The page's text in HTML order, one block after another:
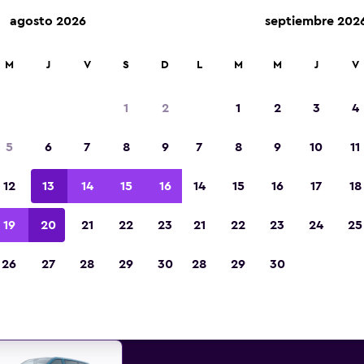
en más de 70,000 ubicaciones con momondo.
mejores ofertas de alquiler
para 7 pasajeros en
increíbles ofertas de vans en 7 para 7
los mejores precios
agosto 2026
M J V S D
1 2
5 6 7 8 9
12 13 14 15 16
19 20 21 22 23
26 27 28 29 30
septiembre
L M M J V
1 2 3 4
7 8 9 10 11
14 15 16 17 18
21 22 23 24 25
28 29 30